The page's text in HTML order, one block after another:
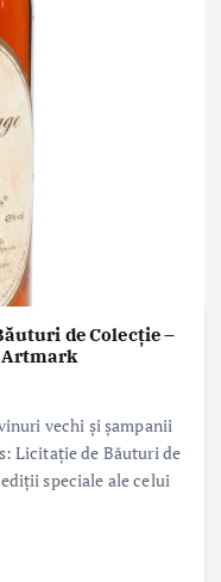
de Colecție –
Artmark
vechi și șampanii
Licitație de Băuturi de
speciale ale celui